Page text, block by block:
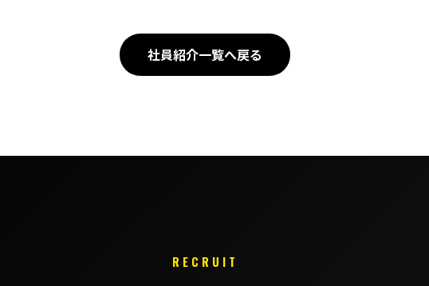
社員紹介一覧へ戻る
RECRUIT